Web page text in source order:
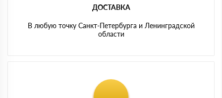
ДОСТАВКА
В любую точку Санкт-Петербурга и Ленинградской
области